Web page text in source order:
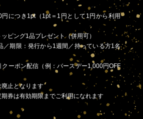
円につき1pt（1pt＝1円として1円から利用
ピング1品プレゼント（併用可）
期限：発行から1週間／持っている方1名
クーポン配信（例：バースデー1,000円OFF
廃止となります
券は有効期限までご利用になれます